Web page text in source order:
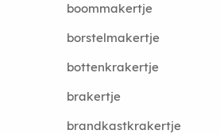
boommakertje
borstelmakertje
bottenkrakertje
brakertje
brandkastkrakertje